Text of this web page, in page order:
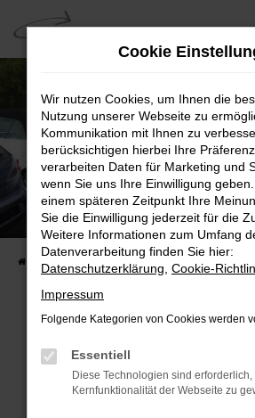
Zum
Hauptinhalt
springen
Unser Fahrzeugbestand vor Ort
Entdecken Sie unsere sofort
Fahrzeugangebote
Fehler: Network Error
Beim Laden ist ein Fehler
Hier sind ein paar Tipps, die dir
Cookie
Wir nutzen Cookies, um Ihnen die
Nutzung unserer Webseite zu
Kommunikation mit Ihnen zu
berücksichtigen hierbei Ihre
verarbeiten Daten für Marketing und
wenn Sie uns Ihre Einwilligung
einem späteren Zeitpunkt Ihre
Sie die Einwilligung jederzeit für die
Weitere Informationen zum Umfang
Datenverarbeitung finden Sie hier:
Datenschutzerklärung Cookie-
Impressum
Folgende Kategorien von Cookies werden
Essentiell
Diese Technologien sind erforderlich,
Kernfunktionalität der Webseite zu